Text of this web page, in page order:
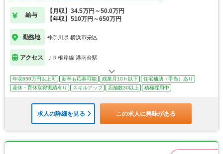
給与
【月収】34.5万円～50.0万円
【年収】510万円～650万円
勤務地 神奈川県 横浜市栄区
アクセス ＪＲ根岸線 港南台駅
年収650万円以上可 新卒も応募可能 残業月10ｈ以下
住宅補助（手当）あり
産休・育休取得実績有り
スキルアップ 店舗数30以上 積極採用中
求人の詳細を見る この求人に興味がある